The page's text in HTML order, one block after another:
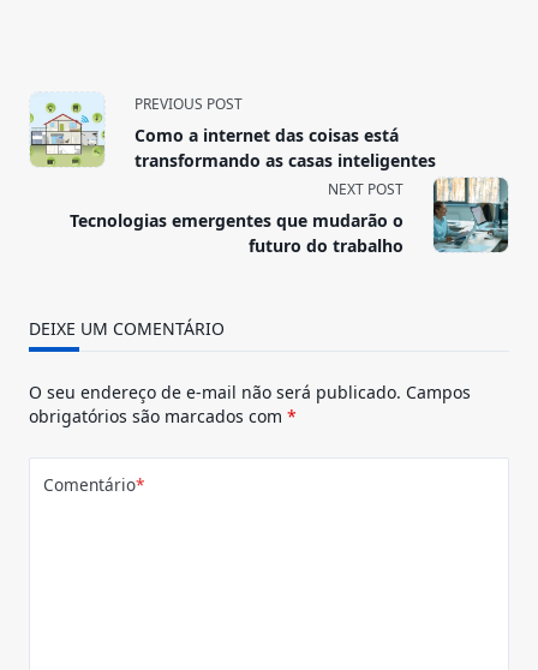
<span
class="nav-
subtitle
reader-
PREVIOUS POST
Como a internet das coisas está
transformando as casas inteligentes
NEXT POST
Tecnologias emergentes que mudarão o
futuro do trabalho
DEIXE UM COMENTÁRIO
O seu endereço de e-mail não será publicado. Campos
obrigatórios são marcados com *
Comentário*